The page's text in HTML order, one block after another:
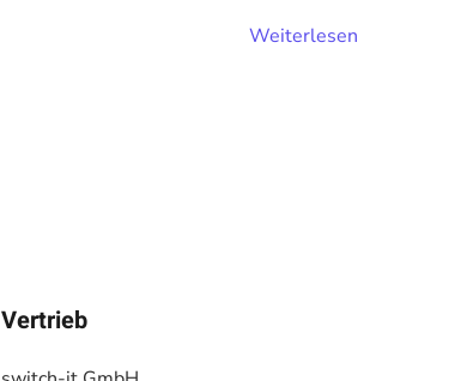
Weiterlesen
Vertrieb